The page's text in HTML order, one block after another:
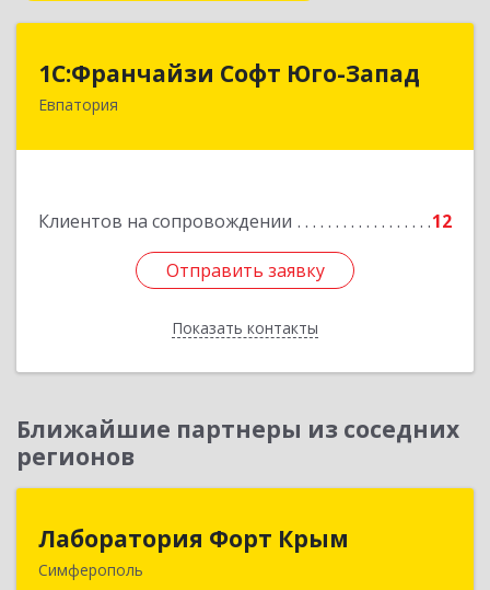
1С:Франчайзи Софт Юго-Запад
Евпатория
Клиентов на сопровождении 12
Отправить заявку
Показать контакты
1С:Франчайзи Софт Юго-Запад
297407, Крым Респ, Евпатория г, Победы пр-кт,
Отправить заявку
Назад
Ближайшие партнеры из соседних
регионов
Лаборатория Форт Крым
Симферополь
295034, Крым Респ, Симферополь г, Киевская